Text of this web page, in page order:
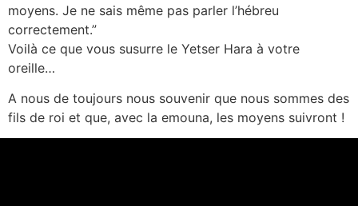
moyens. Je ne sais même pas parler l’hébreu
correctement.”
Voilà ce que vous susurre le Yetser Hara à votre
oreille…
A nous de toujours nous souvenir que nous sommes des
fils de roi et que, avec la emouna, les moyens suivront !